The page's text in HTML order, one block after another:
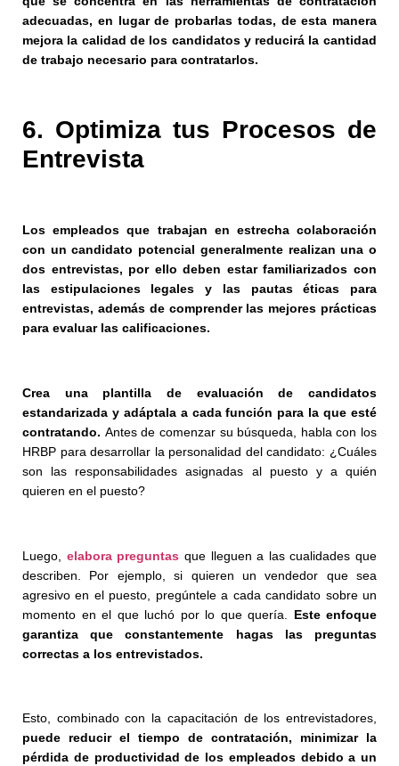
adecuadas, en lugar de probarlas todas, de esta manera
mejora la calidad de los candidatos y reducirá la cantidad
de trabajo necesario para contratarlos.
6. Optimiza tus Procesos de
Entrevista
Los empleados que trabajan en estrecha colaboración
con un candidato potencial generalmente realizan una o
dos entrevistas, por ello deben estar familiarizados con
las estipulaciones legales y las pautas éticas para
entrevistas, además de comprender las mejores prácticas
para evaluar las calificaciones.
Crea una plantilla de evaluación de candidatos
estandarizada y adáptala a cada función para la que esté
contratando. Antes de comenzar su búsqueda, habla con los
HRBP para desarrollar la personalidad del candidato: ¿Cuáles
son las responsabilidades asignadas al puesto y a quién
quieren en el puesto?
Luego, elabora preguntas que lleguen a las cualidades que
describen. Por ejemplo, si quieren un vendedor que sea
agresivo en el puesto, pregúntele a cada candidato sobre un
momento en el que luchó por lo que quería. Este enfoque
garantiza que constantemente hagas las preguntas
correctas a los entrevistados.
Esto, combinado con la capacitación de los entrevistadores,
puede reducir el tiempo de contratación, minimizar la
pérdida de productividad de los empleados debido a un